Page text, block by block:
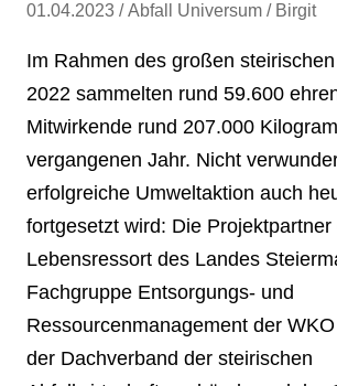
01.04.2023 Abfall Universum Birgit
Im Rahmen des großen
2022 sammelten rund 59.600
Mitwirkende rund 207.000
vergangenen Jahr. Nicht
erfolgreiche Umweltaktion auch
fortgesetzt wird: Die Projektpartner
Lebensressort des Landes
Fachgruppe Entsorgungs- und
Ressourcenmanagement der
der Dachverband der steirischen